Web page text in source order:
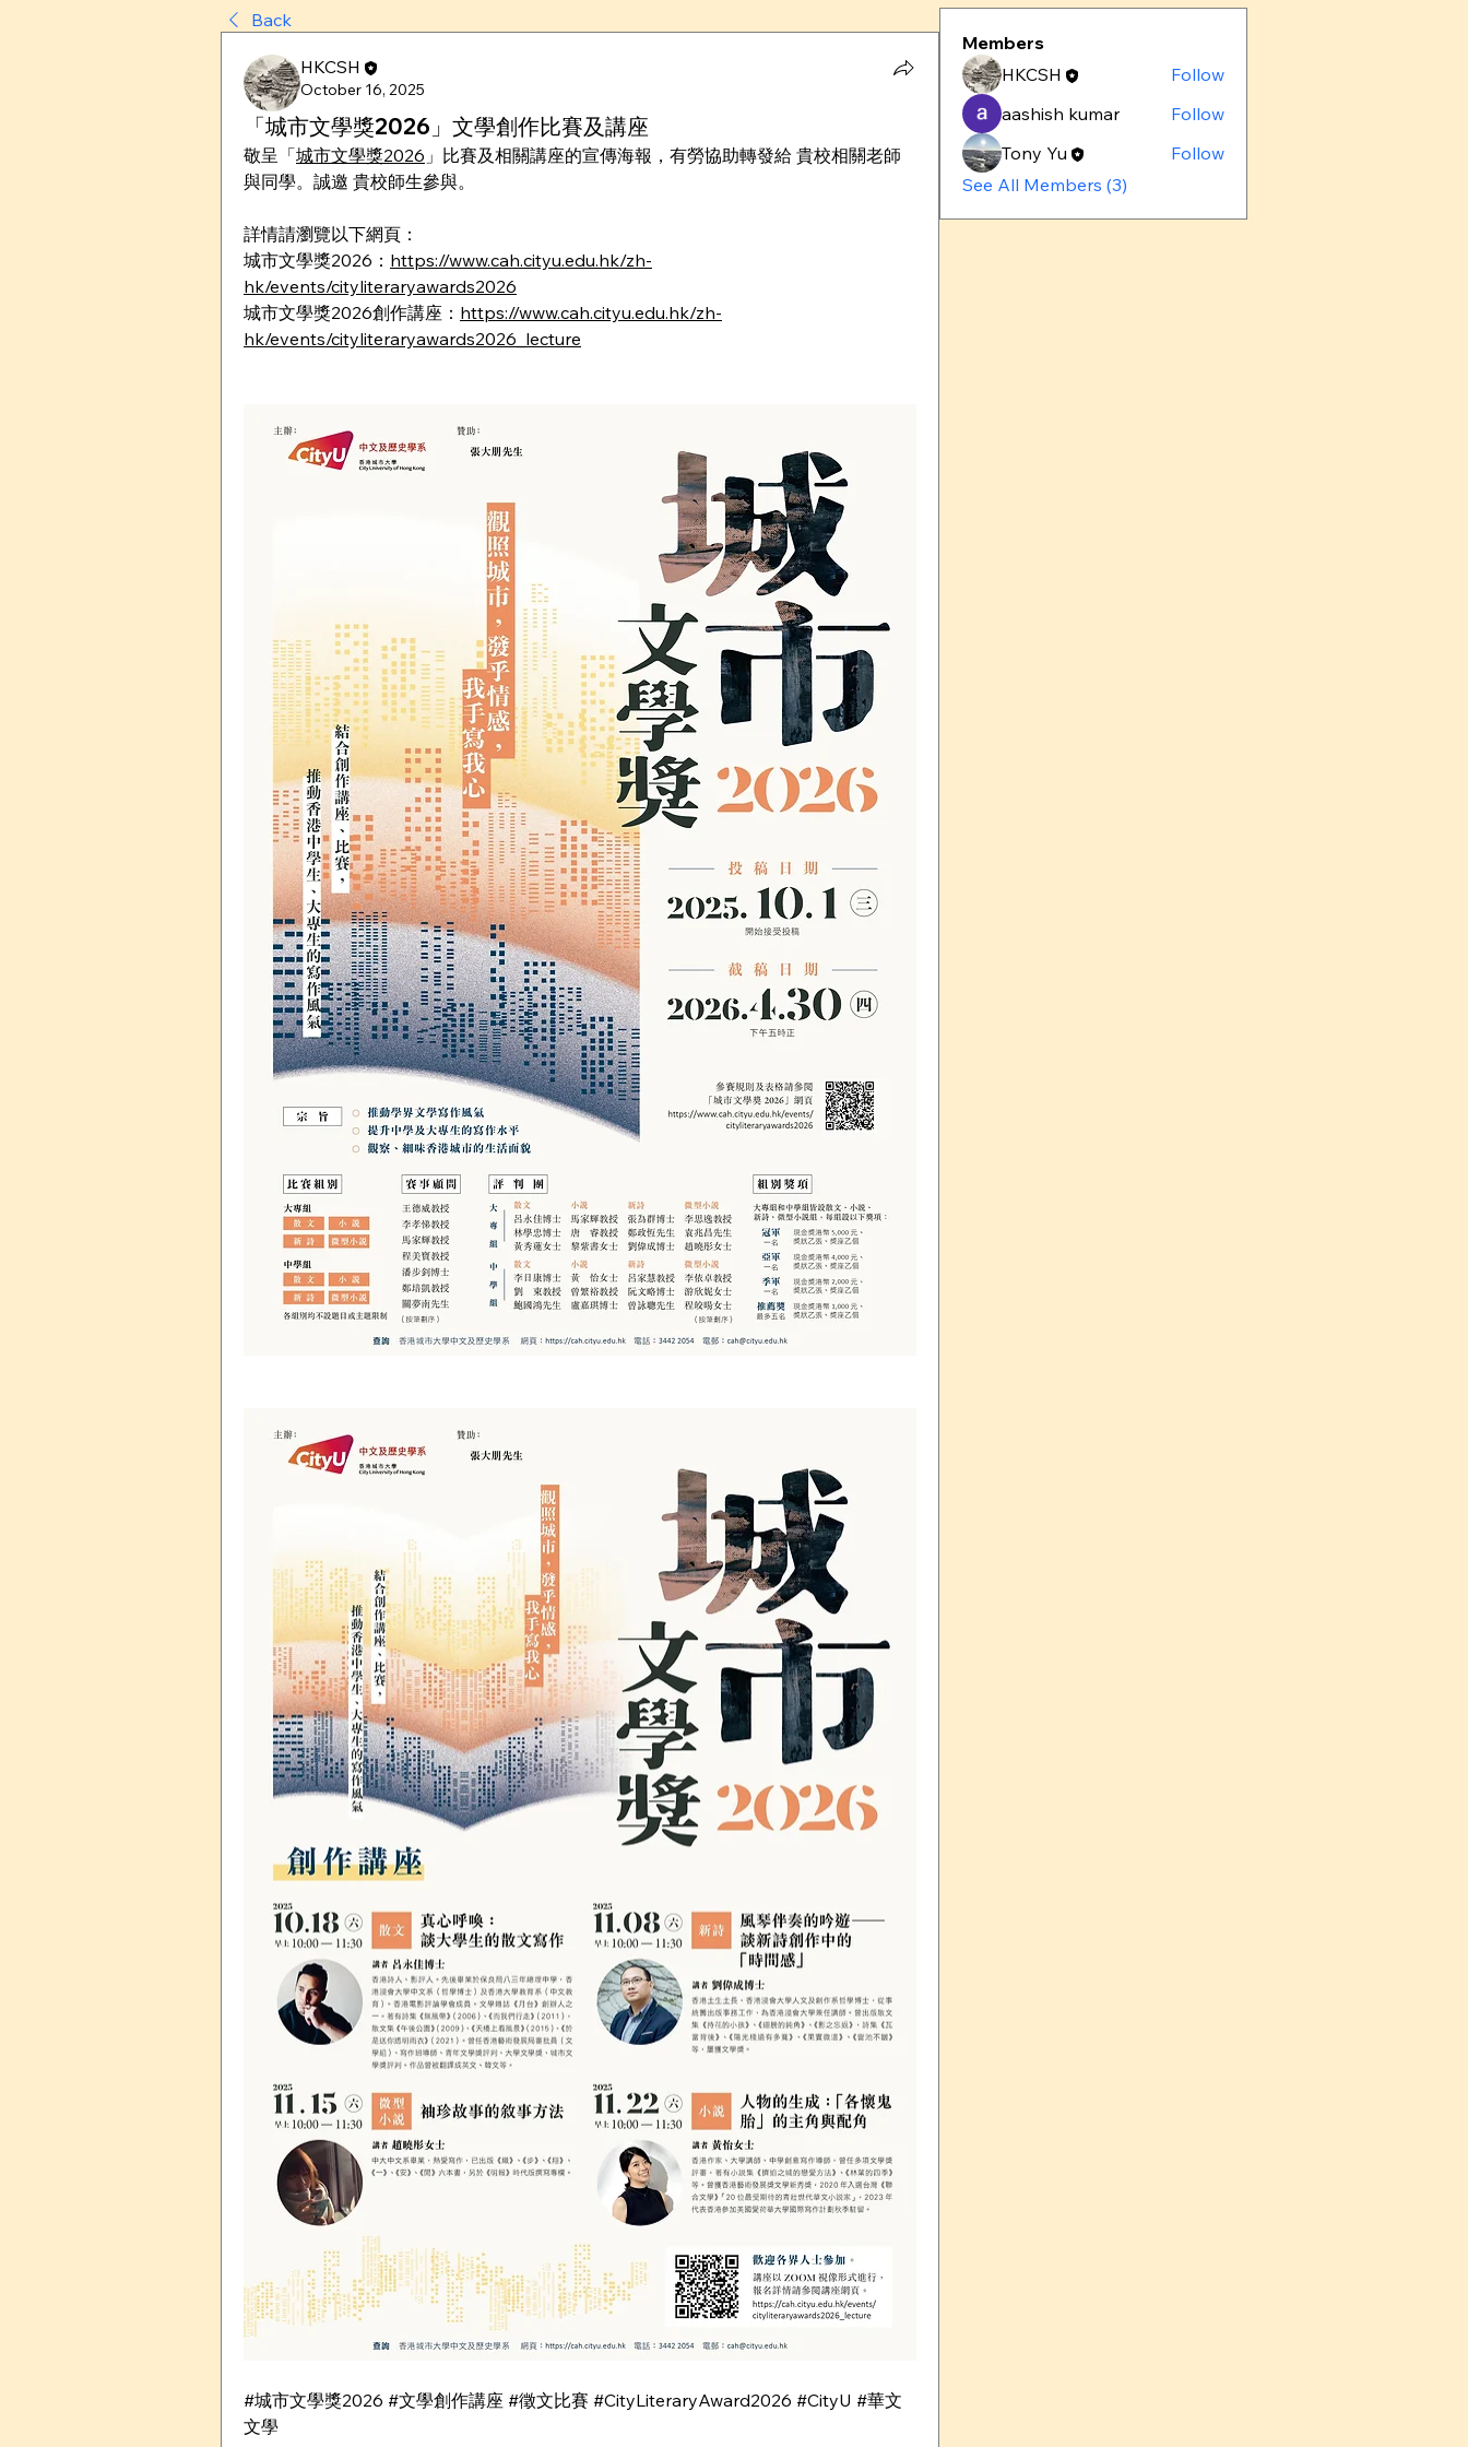
Back
HKCSH
October 16, 2025
「城市文學獎2026」文學創作比賽及講座
敬呈「城市文學獎2026 」比賽及相關講座的宣傳海報，有勞協助轉發給 貴校相關老師
與同學。誠邀 貴校師生參與。
詳情請瀏覽以下網頁：
城市文學獎2026： https://www.cah.cityu.edu.hk/zh-
hk/events/cityliteraryawards2026
城市文學獎2026創作講座： https://www.cah.cityu.edu.hk/zh-
hk/events/cityliteraryawards2026_lecture
#城市文學獎2026 #文學創作講座 #徵文比賽 #CityLiteraryAward2026 #CityU #華文
文學
Members
HKCSH
Follow
aashish kumar
Follow
Tony Yu
Follow
See All Members (3)